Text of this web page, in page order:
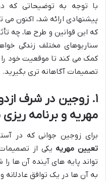
با توجه به توضیحاتی که
پیشنهادی ارائه شد، اکنون
که این قوانین و طرح ها، چه
سناریوهای مختلف زندگی
کمک می کند تا موقعیت خود را
تصمیمات آگاهانه تری بگیرید.
۱. زوجین در شرف
مهریه و برنامه ریزی
برای زوجین جوانی که در
تعیین مهریه یکی از
تواند پایه های آینده آن ها
به آن ها در یک توافق عادلانه